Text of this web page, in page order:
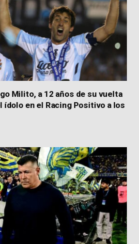
Milito, a 12 años de su vuelta
ídolo en el Racing Positivo a los